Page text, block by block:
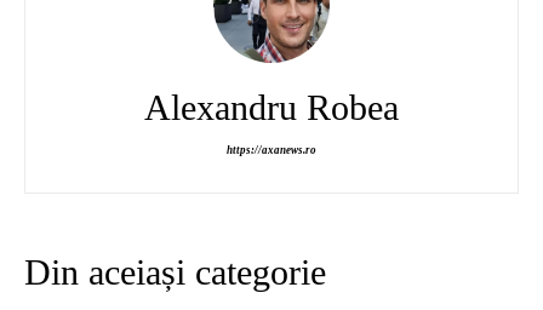
Alexandru Robea
https://axanews.ro
Din aceiași categorie